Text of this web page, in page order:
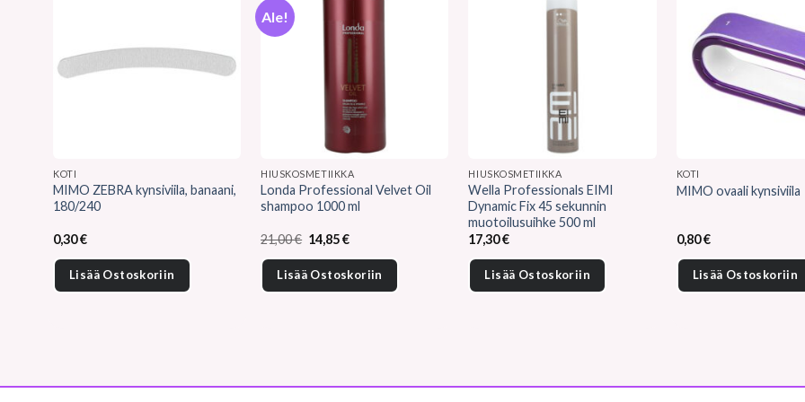
KOTI
MIMO ZEBRA kynsiviila, banaani,
180/240
0,30€
Lisää Ostoskoriin
Ale!
HIUSKOSMETIIKKA
Londa Professional Velvet Oil
shampoo 1000 ml
21,00€ Alkuperäinen
hinta
oli:
21,00 €.
14,85€Nykyinen
on:
14,85 €.
Lisää Ostoskoriin
HIUSKOSMETIIKKA
Wella Professionals EIMI
Dynamic Fix 45 sekunnin
muotoilusuihke 500 ml
17,30€
Lisää Ostoskoriin
KOTI
MIMO ovaali kynsiviila
0,80€
Lisää Ostoskoriin